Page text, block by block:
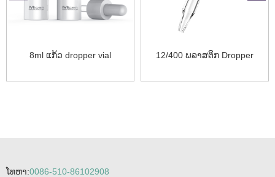
8ml ແກ້ວ dropper vial 12/400 ພລາສຕິກ Dropper
ໂທຫາ:0086-510-86102908